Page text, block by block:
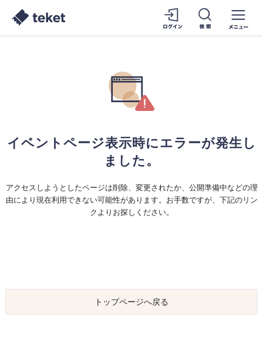
イベントページ表示時にエラーが発生し
ました。
アクセスしようとしたページは削除、変更されたか、公開準備中などの理
由により現在利用できない可能性があります。お手数ですが、下記のリン
クよりお探しください。
トップページへ戻る